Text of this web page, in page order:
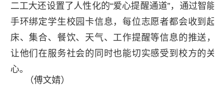
二工大还设置了人性化的“爱心提醒通道”，通过智能
手环绑定学生校园卡信息，每位志愿者都会收到起
床、集合、餐饮、天气、工作提醒等信息的推送，
让他们在服务社会的同时也能切实感受到校方的关
心。
（傅文婧）